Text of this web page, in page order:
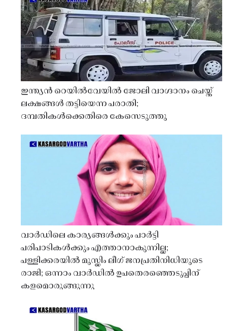
ഇന്ത്യൻ റെയിൽവേയിൽ ജോലി വാഗ്ദാനം ചെയ്ത്
ലക്ഷങ്ങൾ തട്ടിയെന്ന പരാതി;
ദമ്പതികൾക്കെതിരെ കേസെടുത്തു
വാർഡിലെ കാര്യങ്ങൾക്കും പാർട്ടി
പരിപാടികൾക്കും എത്താനാകുന്നില്ല;
പള്ളിക്കരയിൽ മുസ്ലിം ലീഗ് ജനപ്രതിനിധിയുടെ
രാജി; ഒന്നാം വാർഡിൽ ഉപതെരഞ്ഞെടുപ്പിന്
കളമൊരുങ്ങുന്നു